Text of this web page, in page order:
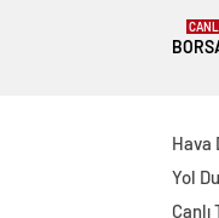
Hava
Yol
Canlı